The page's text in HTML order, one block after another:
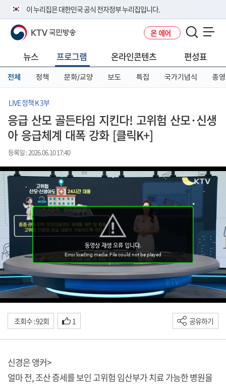
이 누리집은 대한민국 공식 전자정부 누리집입니다.
공식 누리집 주소 확인하기
니다.
이밖에 or.kr 또는 .kr등 다른 도메인 주소를 사용하고 있다면 아래 URL에
서 도메인 주소를 확인해 보세요
KTV 국민방송 온 에어
뉴스 프로그램 온라인콘텐츠 편성표
전체 정책 문화/교양 보도 특집 국가기념식 종영
LIVE 정책 K 3부
응급 산모 골든타임 지킨다! 고위험 산모·신생
아 응급체계 대폭 강화 [클릭K+]
등록일 : 2026.06.10 17:40
조회수 : 92회 1 공유하기
신경은 앵커>
얼마 전, 조산 증세를 보인 고위험 임산부가 치료 가능한 병원을